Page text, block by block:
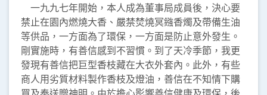
一九九七年開始，本人成為董事局成員後，決心要
禁止在園內燃燒大香、嚴禁焚燒冥鏹香燭及帶備生油
等供品，一方面為了環保，一方面是防止意外發生。
剛實施時，有善信感到不習慣。到了天冷季節，我更
發現有善信把巨型香枝藏在大衣外套內。此外，有些
商人用劣質材料製作香枝及燈油，善信在不知情下購